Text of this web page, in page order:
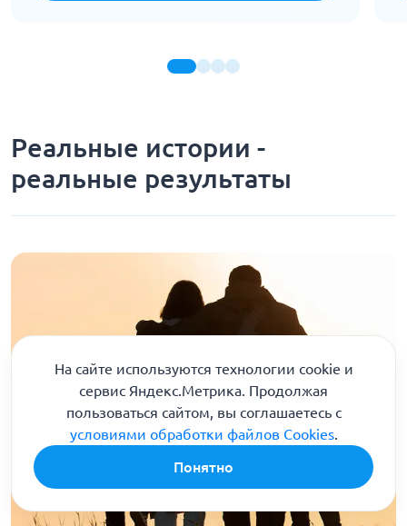
Реальные истории -
реальные результаты
На сайте используются технологии cookie и
сервис Яндекс.Метрика. Продолжая
пользоваться сайтом, вы соглашаетесь с
условиями обработки файлов Cookies.
Понятно